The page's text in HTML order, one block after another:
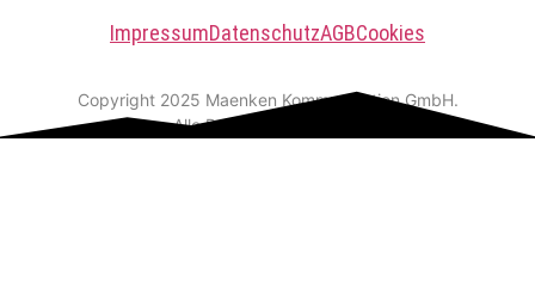
ImpressumDatenschutzAGBCookies
Copyright 2025 Maenken Kommunikation GmbH.
Alle Rechte vorbehalten.